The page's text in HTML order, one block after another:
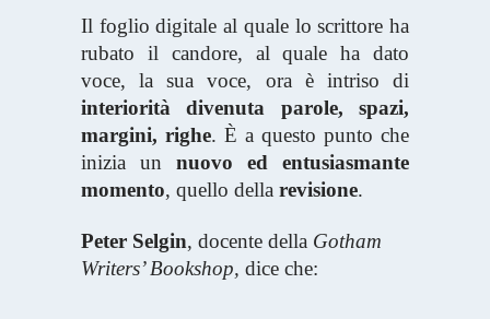
Il foglio digitale al quale lo scrittore ha
rubato il candore, al quale ha dato
voce, la sua voce, ora è intriso di
interiorità divenuta parole, spazi,
margini, righe. È a questo punto che
inizia un nuovo ed entusiasmante
momento, quello della revisione.
Peter Selgin, docente della Gotham
Writers’ Bookshop, dice che: